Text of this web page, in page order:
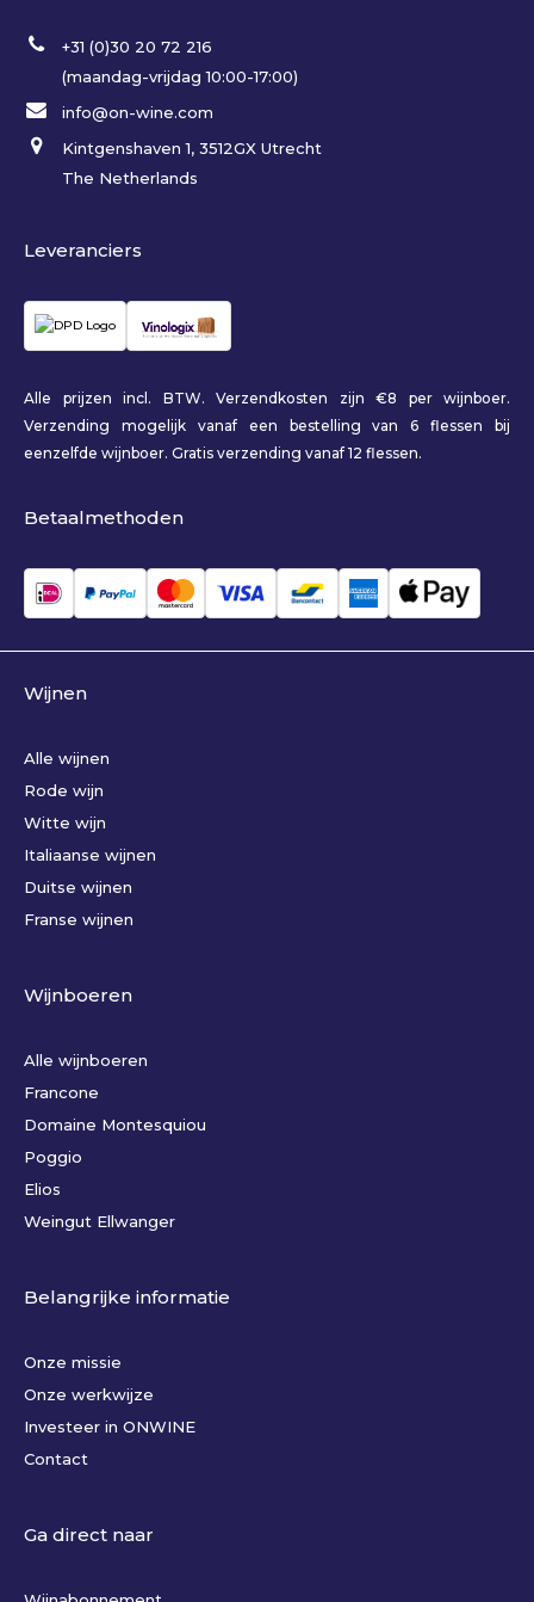
+31 (0)30 20 72 216
(maandag-vrijdag 10:00-17:00)
info@on-wine.com
Kintgenshaven 1, 3512GX Utrecht
The Netherlands
Leveranciers
Alle prijzen incl. BTW. Verzendkosten zijn €8 per wijnboer.
Verzending mogelijk vanaf een bestelling van 6 flessen bij
eenzelfde wijnboer. Gratis verzending vanaf 12 flessen.
Betaalmethoden
Wijnen
Alle wijnen
Rode wijn
Witte wijn
Italiaanse wijnen
Duitse wijnen
Franse wijnen
Wijnboeren
Alle wijnboeren
Francone
Domaine Montesquiou
Poggio
Elios
Weingut Ellwanger
Belangrijke informatie
Onze missie
Onze werkwijze
Investeer in ONWINE
Contact
Ga direct naar